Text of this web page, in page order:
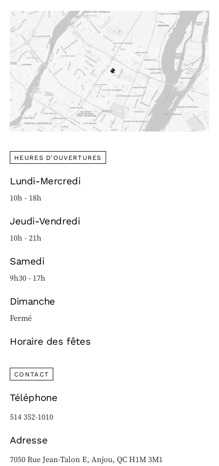
HEURES D'OUVERTURES
Lundi-Mercredi
10h - 18h
Jeudi-Vendredi
10h - 21h
Samedi
9h30 - 17h
Dimanche
Fermé
Horaire des fêtes
CONTACT
Téléphone
514 352-1010
Adresse
7050 Rue Jean-Talon E, Anjou, QC H1M 3M1